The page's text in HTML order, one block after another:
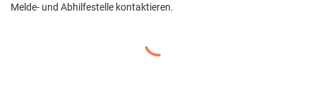
Melde- und Abhilfestelle kontaktieren.